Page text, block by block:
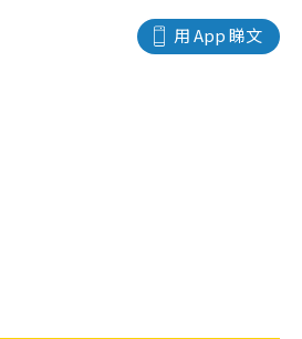
用 App 睇文